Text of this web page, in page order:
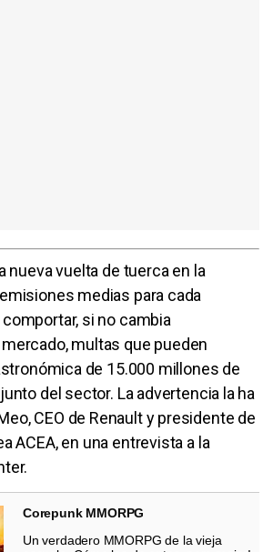
nueva vuelta de tuerca en la
medias para cada
si no cambia
multas que pueden
de 15.000 millones de
del sector. La advertencia la ha
CEO de Renault y presidente de
ACEA, en una entrevista a la
Corepunk MMORPG
Un verdadero MMORPG de la vieja